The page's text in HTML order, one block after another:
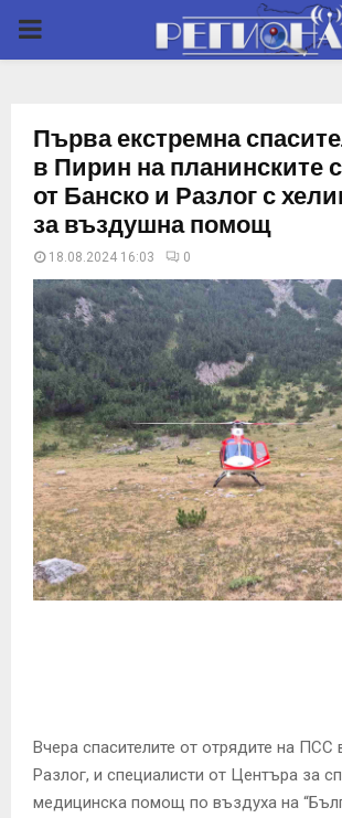
P
M
A
R
Y
M
E
N
Първа екстремна
в Пирин на планинските
от Банско и Разлог с
за въздушна помощ
18.08.2024 16:03 0
Вчера спасителите от отрядите на ПСС
Разлог, и специалисти от Центъра за
медицинска помощ по въздуха на